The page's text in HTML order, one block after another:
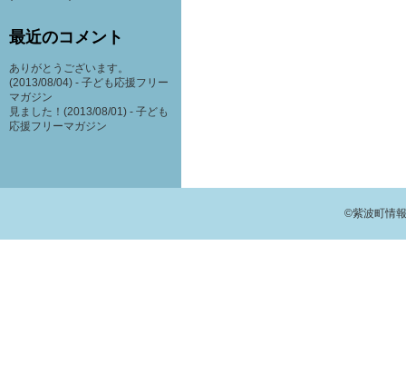
最近のコメント
ありがとうございます。
(2013/08/04) - 子ども応援フリー
マガジン
見ました！(2013/08/01) - 子ども
応援フリーマガジン
©紫波町情